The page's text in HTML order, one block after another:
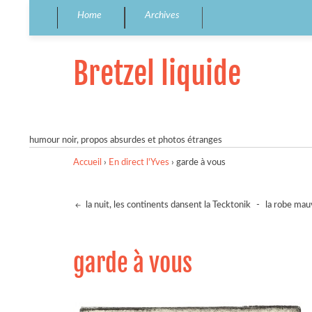
Home Archives
Bretzel liquide
humour noir, propos absurdes et photos étranges
Accueil › En direct l'Yves › garde à vous
la nuit, les continents dansent la Tecktonik - la robe
garde à vous